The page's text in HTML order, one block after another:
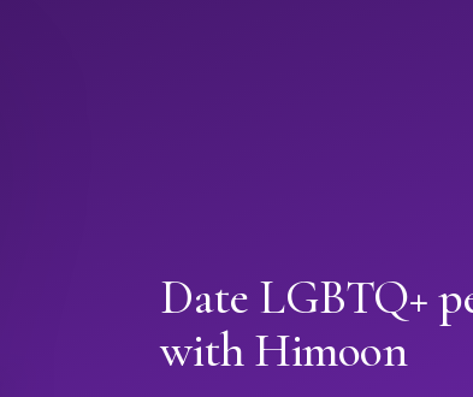
Date LGBTQ+
with Himoon